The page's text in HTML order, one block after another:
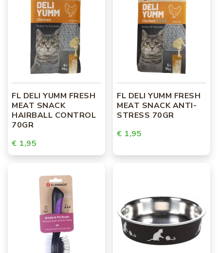
FL DELI YUMM FRESH
MEAT SNACK
HAIRBALL CONTROL
70GR
€ 1,95
FL DELI YUMM FRESH
MEAT SNACK ANTI-
STRESS 70GR
€ 1,95